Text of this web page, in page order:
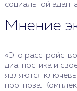
социальной
Мнение
«Это
диагностика и
являются
прогноза.